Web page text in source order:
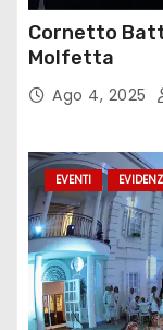
Cornetto
Molfetta
Ago 4, 2025
EVENTI